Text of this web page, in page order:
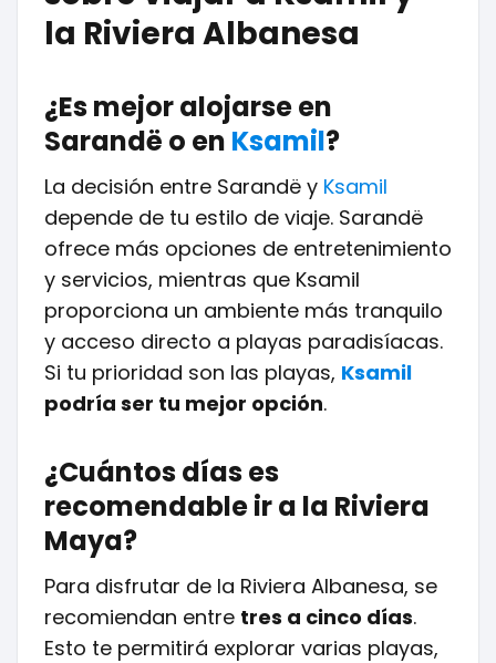
la Riviera Albanesa
¿Es mejor alojarse en
Sarandë o en Ksamil?
La decisión entre Sarandë y Ksamil
depende de tu estilo de viaje. Sarandë
ofrece más opciones de entretenimiento
y servicios, mientras que Ksamil
proporciona un ambiente más tranquilo
y acceso directo a playas paradisíacas.
Si tu prioridad son las playas, Ksamil
podría ser tu mejor opción.
¿Cuántos días es
recomendable ir a la Riviera
Maya?
Para disfrutar de la Riviera Albanesa, se
recomiendan entre tres a cinco días.
Esto te permitirá explorar varias playas,